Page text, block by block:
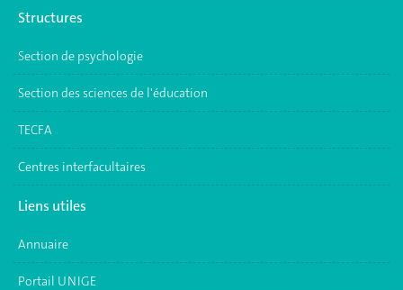
Structures
Section de psychologie
Section des sciences de l'éducation
TECFA
Centres interfacultaires
Liens utiles
Annuaire
Portail UNIGE